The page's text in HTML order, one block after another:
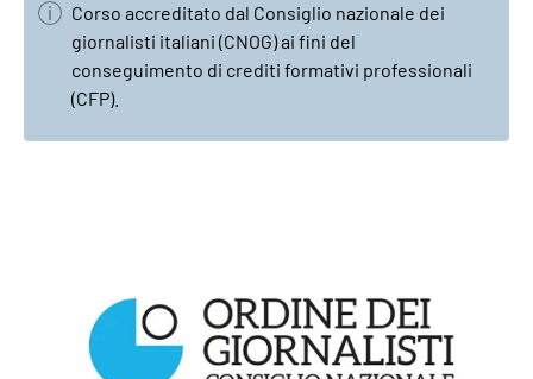
Corso accreditato dal Consiglio nazionale dei
giornalisti italiani (CNOG) ai fini del
conseguimento di crediti formativi professionali
(CFP).